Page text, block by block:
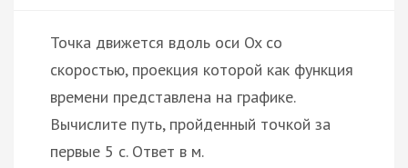
Точка движется вдоль оси Ox со
скоростью, проекция которой как функция
времени представлена на графике.
Вычислите путь, пройденный точкой за
первые 5 с. Ответ в м.